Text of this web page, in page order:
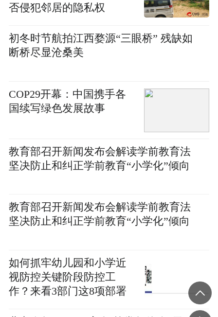
否侵犯邻居的隐私权
初冬时节航拍江西婺源“三眼桥” 残缺如
断桥尽显沧桑美
COP29开幕：中国携手各
国续写绿色发展故事
教育部召开新闻发布会解读学前教育法
坚决防止和纠正学前教育“小学化”倾向
教育部召开新闻发布会解读学前教育法
坚决防止和纠正学前教育“小学化”倾向
如何抓牢幼儿园和小学近
视防控关键阶段防控工
作？来看3部门这8项部署